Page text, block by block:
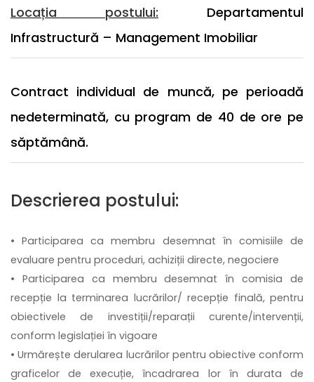
Locația postului: Departamentul
Infrastructură – Management Imobiliar
Contract individual de muncă, pe perioadă
nedeterminată, cu program de 40 de ore pe
săptămână.
Descrierea postului:
• Participarea ca membru desemnat în comisiile de
evaluare pentru proceduri, achiziții directe, negociere
• Participarea ca membru desemnat în comisia de
recepție la terminarea lucrărilor/ recepție finală, pentru
obiectivele de investiții/reparații curente/intervenții,
conform legislației în vigoare
• Urmărește derularea lucrărilor pentru obiective conform
graficelor de execuție, încadrarea lor în durata de